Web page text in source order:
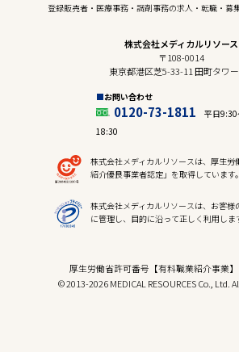
登録販売者・医療事務・調剤事務の求人・転職・募
株式会社メディカルリソース
〒108-0014
東京都港区芝5-33-11 田町タワ
お問い合わせ
0120-73-1811
平日9:30
18:30
株式会社メディカルリソースは、厚生労
紹介優良事業者認定」を取得しています。
株式会社メディカルリソースは、お客様
に管理し、目的に沿って正しく利用しま
厚生労働省許可番号【有料職業紹介事業
© 2013-2026 MEDICAL RESOURCES Co., Ltd.